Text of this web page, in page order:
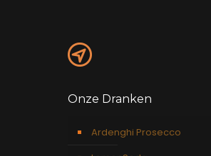
Onze Dranken
Ardenghi Prosecco